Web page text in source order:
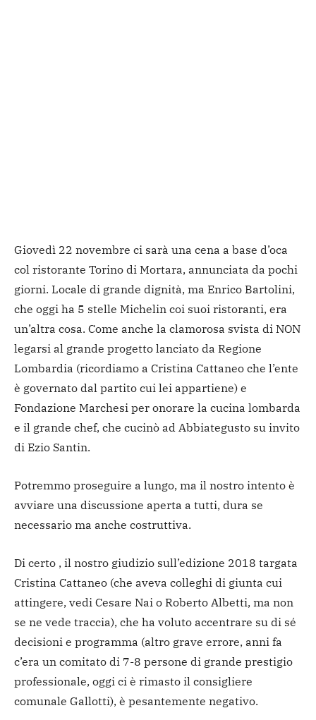
Giovedì 22 novembre ci sarà una cena a base d’oca
col ristorante Torino di Mortara, annunciata da pochi
giorni. Locale di grande dignità, ma Enrico Bartolini,
che oggi ha 5 stelle Michelin coi suoi ristoranti, era
un’altra cosa. Come anche la clamorosa svista di NON
legarsi al grande progetto lanciato da Regione
Lombardia (ricordiamo a Cristina Cattaneo che l’ente
è governato dal partito cui lei appartiene) e
Fondazione Marchesi per onorare la cucina lombarda
e il grande chef, che cucinò ad Abbiategusto su invito
di Ezio Santin.
Potremmo proseguire a lungo, ma il nostro intento è
avviare una discussione aperta a tutti, dura se
necessario ma anche costruttiva.
Di certo , il nostro giudizio sull’edizione 2018 targata
Cristina Cattaneo (che aveva colleghi di giunta cui
attingere, vedi Cesare Nai o Roberto Albetti, ma non
se ne vede traccia), che ha voluto accentrare su di sé
decisioni e programma (altro grave errore, anni fa
c’era un comitato di 7-8 persone di grande prestigio
professionale, oggi ci è rimasto il consigliere
comunale Gallotti), è pesantemente negativo.